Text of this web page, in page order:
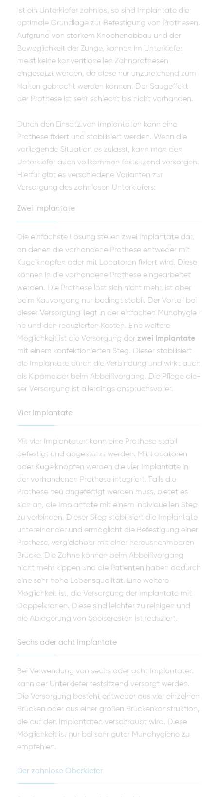
Ist ein Unterkiefer zahnlos, so sind Implantate die
optimale Grundlage zur Befestigung von Prothesen.
Aufgrund von starkem Knochenabbau und der
Beweglichkeit der Zunge, können im Unterkiefer
meist keine konventionellen Zahnprothesen
eingesetzt werden, da diese nur unzureichend zum
Halten gebracht werden können. Der Saugeffekt
der Prothese ist sehr schlecht bis nicht vorhanden.
Durch den Einsatz von Implantaten kann eine
Prothese fixiert und stabilisiert werden. Wenn die
vorliegende Situation es zulässt, kann man den
Unter­kiefer auch vollkommen festsitzend versorgen.
Hierfür gibt es verschiedene Varianten zur
Versorgung des zahnlosen Unterkiefers:
Zwei Implantate
Die einfachste Lösung stellen zwei Implantate dar,
an denen die vorhande­ne Prothese entweder mit
Kugelknöpfen oder mit Locatoren fixiert wird. Diese
können in die vorhandene Prothese eingearbeitet
werden. Die Prothese löst sich nicht mehr, ist aber
beim Kauvorgang nur bedingt stabil. Der Vorteil bei
dieser Versorgung liegt in der einfachen Mundhygie­
ne und den reduzierten Kosten. Eine weitere
Möglichkeit ist die Versorgung der zwei Implantate
mit einem konfektionierten Steg. Dieser stabilisiert
die Implan­tate durch die Verbindung und wirkt auch
als Kippmeider beim Abbeißvorgang. Die Pflege die­
ser Versorgung ist allerdings an­spruchsvoller.
Vier Implantate
Mit vier Implantaten kann eine Prothese stabil
befestigt und abgestützt wer­den. Mit Locatoren
oder Kugelknöpfen werden die vier Implantate in
der vorhandenen Prothese integriert. Falls die
Prothese neu angefertigt wer­den muss, bietet es
sich an, die Implantate mit einem individuellen Steg
zu verbinden. Dieser Steg stabilisiert die Implantate
untereinander und ermöglicht die Befestigung einer
Prothese, vergleichbar mit einer heraus­nehmbaren
Brücke. Die Zähne können beim Abbeißvorgang
nicht mehr kippen und die Patienten haben dadurch
eine sehr hohe Lebensqualität. Eine weitere
Möglichkeit ist, die Versorgung der Implantate mit
Doppelkro­nen. Diese sind leichter zu reinigen und
die Ablagerung von Speiseresten ist reduziert.
Sechs oder acht Implantate
Bei Verwendung von sechs oder acht Implantaten
kann der Unterkiefer fest­sitzend versorgt werden.
Die Versorgung besteht entweder aus vier einzelnen
Brücken oder aus einer großen Brückenkonstruktion,
die auf den Implanta­ten verschraubt wird. Diese
Möglichkeit ist nur bei sehr guter Mundhygiene zu
empfehlen.
Der zahnlose Oberkiefer